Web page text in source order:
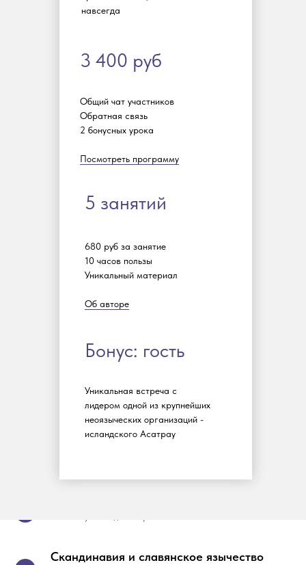
Общий чат участников
Обратная связь
2 бонусных урока
Посмотреть программу
3 400 руб
5 занятий
Бонус: гость
680 руб за занятие
10 часов пользы
Уникальный материал
Об авторе
Уникальная встреча с
лидером одной из крупнейших
неоязыческих организаций -
исландского Асатрау
навсегда
История, этногенез, индоевропейская общность
Первоисточники
Эдда, скальдическая поэзия, Беовульф, саги, записки римлян, арабских
путешественников и христианских миссионеров
Космогония, космология
Асы и ваны, Один, Тюр, Тор, Фрейя, Фригг, Локи, Бальдур и другие
Происхождение человека, положение мужчины и женщины, воинские
Мед поэзии, руны, гадания, прорицания, колдовство,
жертвоприношения и почитания богов
Эсхатология
Скандинавия и славянское язычество